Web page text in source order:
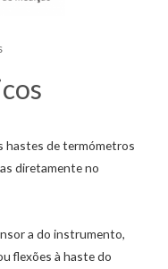
hastes de termómetros
diretamente no
a do instrumento,
flexões à haste do